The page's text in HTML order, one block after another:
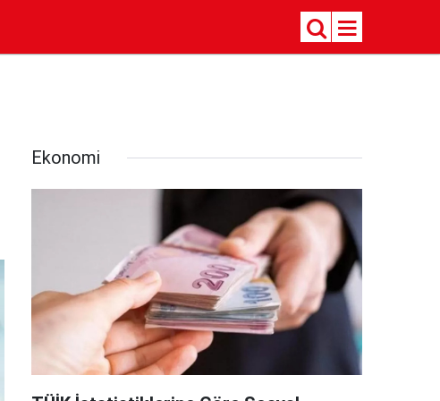
Ekonomi